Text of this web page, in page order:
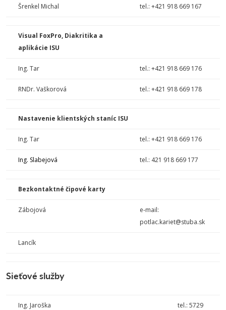
Šrenkel Michal tel.: +421 918 669 167
Visual FoxPro, Diakritika a
aplikácie ISU
Ing. Tar tel.: +421 918 669 176
RNDr. Vaškorová tel.: +421 918 669 178
Nastavenie klientských staníc ISU
Ing. Tar tel.: +421 918 669 176
Ing. Slabejová tel.: 421 918 669 177
Bezkontaktné čipové karty
Zábojová
e-mail:
potlac.kariet@stuba.sk
Lancík
Sieťové služby
Ing. Jaroška
tel.: 5729